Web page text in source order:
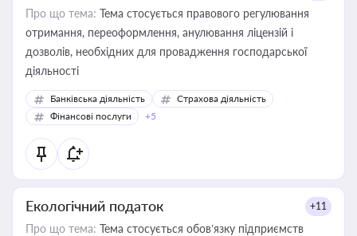
Про що тема: Тема стосується правового регулювання
отримання, переоформлення, анулювання ліцензій і
дозволів, необхідних для провадження господарської
діяльності
Банківська діяльність
Страхова діяльність
Фінансові послуги
+5
Екологічний податок +11
Про що тема: Тема стосується обов’язку підприємств